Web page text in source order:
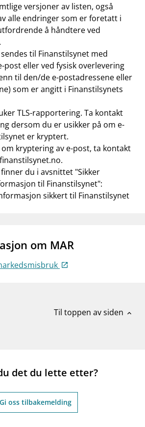
versjoner av listen, også
alle endringer som er foretatt i
å håndtere ved
til Finanstilsynet med
post eller ved fysisk overlevering
til den/de e-postadressene eller
som er angitt i Finanstilsynets
TLS-rapportering. Ta kontakt
dersom du er usikker på om e-
er kryptert.
kryptering av e-post, ta kontakt
.
du i avsnittet "Sikker
til Finanstilsynet":
sikkert til Finanstilsynet
om MAR
Til toppen av siden expand_less
det du lette etter?
Gi oss tilbakemelding